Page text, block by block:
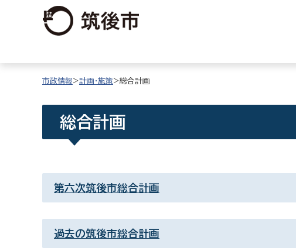
市政情報>計画・施策>総合計画
総合計画
第六次筑後市総合計画
過去の筑後市総合計画